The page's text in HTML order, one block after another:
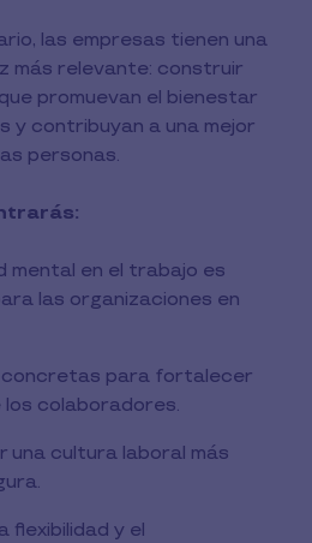
las empresas tienen una
más relevante: construir
promuevan el bienestar
y contribuyan a una mejor
personas.
mental en el trabajo es
las organizaciones en
concretas para fortalecer
los colaboradores.
una cultura laboral más
flexibilidad y el